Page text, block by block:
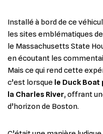
Installé à bord de ce
les sites emblématiques
le Massachusetts State
en écoutant les
Mais ce qui rend cette
c’est lorsque le Duck Boat
la Charles River, offrant
d’horizon de Boston.